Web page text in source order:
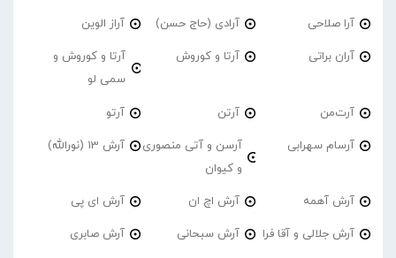
آرا صلاحی آرادی (حاج حسن) آراز الوین
آران براتی آرتا و کوروش
آرتا و کوروش و
سمی لو
آرت‌من آرتن آرتو
آرسام سهرابی
آرسن و آتی منصوری
و کیوان
آرش 13 (نورالله)
آرش آهمه آرش اچ ان آرش ای پی
آرش جلالی و آقا فرا آرش سبحانی آرش صابری